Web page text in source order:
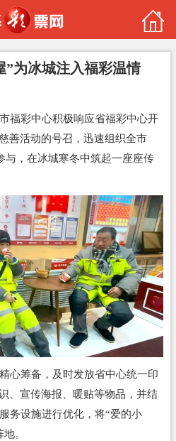
”为冰城注入福彩温情
彩中心积极响应省福彩中心开
善活动的号召，迅速组织全市
与，在冰城寒冬中筑起一座座传
筹备，及时发放省中心统一印
、宣传海报、暖贴等物品，并结
务设施进行优化，将“爱的小
。